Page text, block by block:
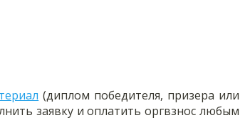
(диплом победителя, призера или
заявку и оплатить оргвзнос любым